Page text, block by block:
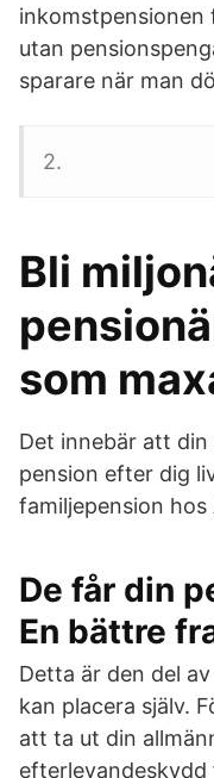
utan
sparare när man
2.
Bli
som
Det innebär att din
pension efter dig
familjepension hos
De får din
En bättre
Detta är den del
kan placera själv.
att ta ut din